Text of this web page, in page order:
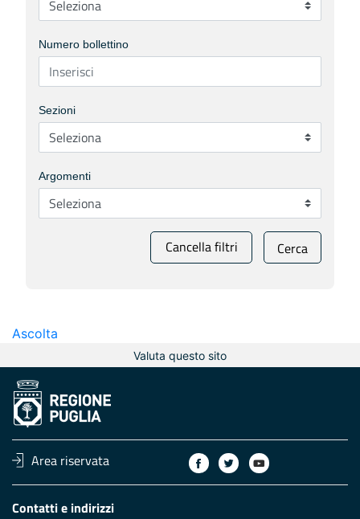
Numero bollettino
Sezioni
Argomenti
Cancella filtri Cerca
Ascolta
Valuta questo sito
Area riservata
Contatti e indirizzi